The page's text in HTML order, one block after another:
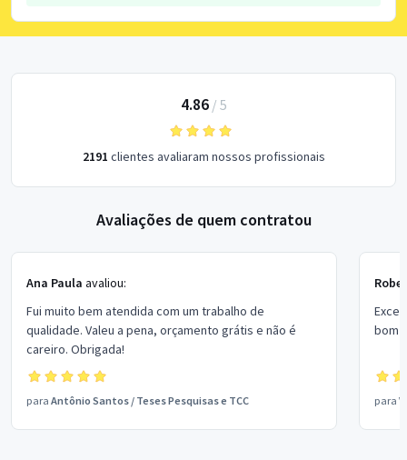
4.86/ 5
2191 clientes avaliaram nossos profissionais
Avaliações de quem contratou
Ana Paula avaliou:
Fui muito bem atendida com um trabalho de
qualidade. Valeu a pena, orçamento grátis e não é
careiro. Obrigada!
para Antônio Santos / Teses Pesquisas e TCC
bom
para